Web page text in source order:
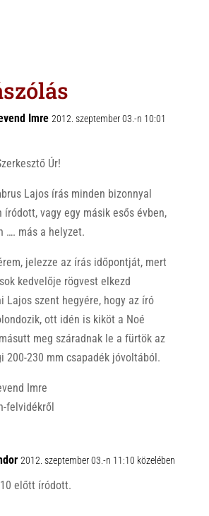
Imre 2012. szeptember 03.-n 10:01
Úr!
Lajos írás minden bizonnyal
íródott, vagy egy másik esős évben,
…. más a helyzet.
jelezze az írás időpontját, mert
kedvelője rögvest elkezd
Lajos szent hegyére, hogy az író
ott idén is kiköt a Noé
meg száradnak le a fürtök az
200-230 mm csapadék jóvoltából.
Imre
felvidékről
2012. szeptember 03.-n 11:10 közelében
előtt íródott.